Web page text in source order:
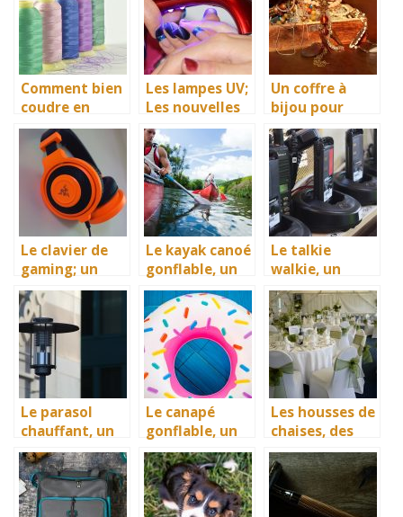
Comment bien
coudre en
gagnant du
temps ? La
machine à
broder bien sûr
Les lampes UV;
Les nouvelles
stars de la
cosmétique
Un coffre à
bijou pour
empêcher la
dégradation de
vos bijoux de
valeur
Le clavier de
gaming; un
essentiel à ne
pas négliger
Le kayak canoé
gonflable, un
bon
équipement de
divertissement
nautique
Le talkie
walkie, un
moyen de
communicatio
n pour tous
Le parasol
chauffant, un
accessoire
idéal de
diffusion de la
chaleur
Le canapé
gonflable, un
meuble par
excellence
pour une
bonne détente
Les housses de
chaises, des
accessoires
idéals pour
protéger vos
investissement